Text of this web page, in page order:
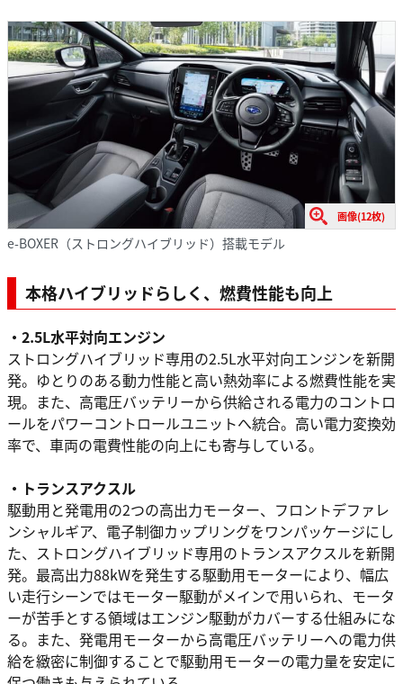
画像(12枚)
e-BOXER（ストロングハイブリッド）搭載モデル
本格ハイブリッドらしく、燃費性能も向上
・2.5L水平対向エンジン
ストロングハイブリッド専用の2.5L水平対向エンジンを新開
発。ゆとりのある動力性能と高い熱効率による燃費性能を実
現。また、高電圧バッテリーから供給される電力のコントロ
ールをパワーコントロールユニットへ統合。高い電力変換効
率で、車両の電費性能の向上にも寄与している。
・トランスアクスル
駆動用と発電用の2つの高出力モーター、フロントデファレ
ンシャルギア、電子制御カップリングをワンパッケージにし
た、ストロングハイブリッド専用のトランスアクスルを新開
発。最高出力88kWを発生する駆動用モーターにより、幅広
い走行シーンではモーター駆動がメインで用いられ、モータ
ーが苦手とする領域はエンジン駆動がカバーする仕組みにな
る。また、発電用モーターから高電圧バッテリーへの電力供
給を緻密に制御することで駆動用モーターの電力量を安定に